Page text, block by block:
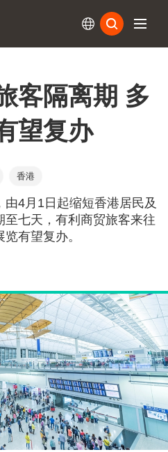
客隔离期 多
望复办
香港
4月1日起缩短香港居民及
七天，有利商贸旅客来往
有望复办。